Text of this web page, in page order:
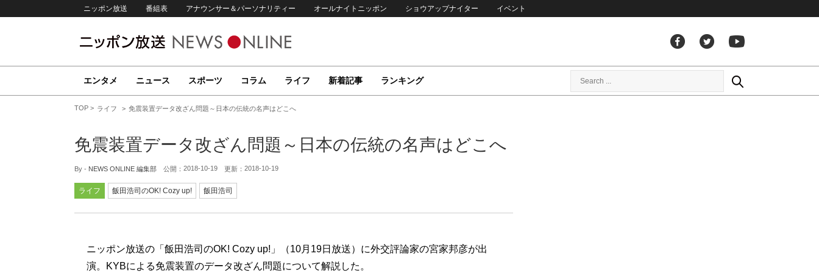
ニッポン放送 番組表 アナウンサー＆パーソナリティー オールナイトニッポン ショウアップナイター イベント
エンタメ ニュース スポーツ コラム ライフ 新着記事 ランキング
TOP ライフ 免震装置データ改ざん問題～日本の伝統の名声はどこへ
免震装置データ改ざん問題～日本の伝統の名声はどこへ
By - NEWS ONLINE 編集部 公開： 2018-10-19 更新： 2018-10-19
ライフ 飯田浩司のOK! Cozy up! 飯田浩司
ニッポン放送の「飯田浩司のOK! Cozy up!」（10月19日放送）に外交評論家の宮家邦彦が出
演。KYBによる免震装置のデータ改ざん問題について解説した。